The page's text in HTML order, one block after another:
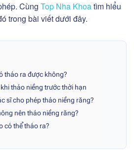
Cùng Top Nha Khoatìm hiểu
trong bài viết dưới đây.
tháo ra được không?
tháo niềng trước thời hạn
sĩ cho phép tháo niềng răng?
nên tháo niềng răng?
có thể tháo ra?